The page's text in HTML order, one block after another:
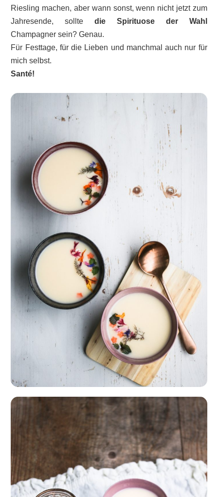
Riesling machen, aber wann sonst, wenn nicht jetzt zum
Jahresende, solltedie Spirituose der Wahl
Champagner sein? Genau.
Für Festtage, für die Lieben und manchmal auch nur für
mich selbst.
Santé!